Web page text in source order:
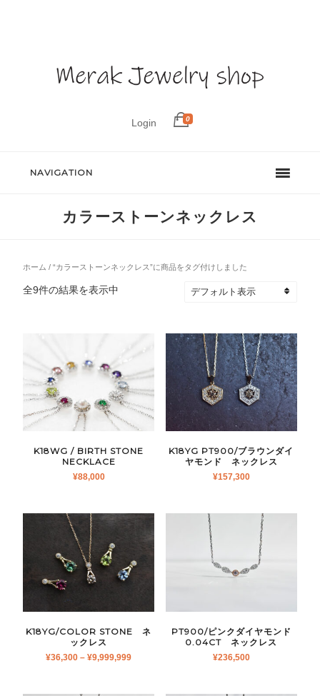
Login 0
NAVIGATION
カラーストーンネックレス
ホーム / “カラーストーンネックレス”に商品をタグ付けしました
全9件の結果を表示中
K18WG / BIRTH STONE
NECKLACE
¥88,000
K18YG PT900/ブラウンダイ
ヤモンド ネックレス
¥157,300
K18YG/COLOR STONE ネ
ックレス
¥36,300 –¥9,999,999
PT900/ピンクダイヤモンド
0.04CT ネックレス
¥236,500